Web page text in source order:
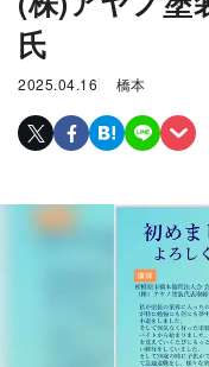
氏
2025.04.16 橋本